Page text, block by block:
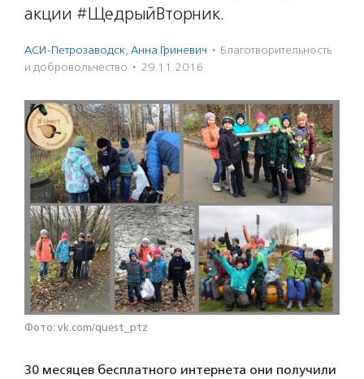
акции #ЩедрыйВторник.
АСИ-Петрозаводск, Анна Гриневич · Благотвори­тель­ность
и доброволь­чест­во · 29.11.2016
Фото: vk.com/quest_ptz
30 месяцев бесплатного интернета они получили